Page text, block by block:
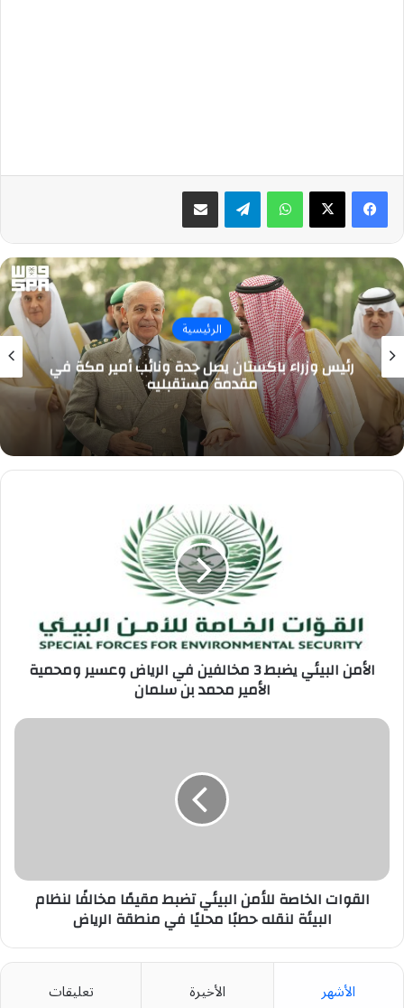
واتسابتيلقرام مشاركة عبر البريد
الرئيسية
رئيس وزراء باكستان يصل جدة ونائب أمير مكة في
مقدمة مستقبليه
الرياض
وعسير
ومحمية
الأمير
سلمان
الأمن البيئي يضبط 3 مخالفين في الرياض وعسير ومحمية
الأمير محمد بن سلمان
القوات
البيئة
في
القوات الخاصة للأمن البيئي تضبط مقيمًا مخالفًا لنظام
البيئة لنقله حطبًا محليًا في منطقة الرياض
الأشهر الأخيرة تعليقات